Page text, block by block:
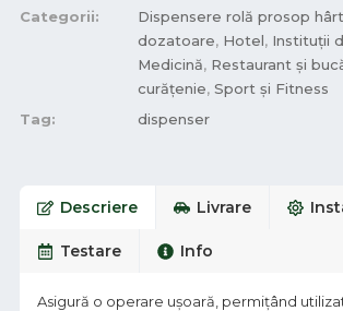
Categorii:
Dispensere rolă prosop
dozatoare, Hotel, Instituții
Medicină, Restaurant și
curățenie, Sport și Fitness
Tag:
dispenser
Descriere Livrare
Testare Info
Asigură o operare ușoară, permițând